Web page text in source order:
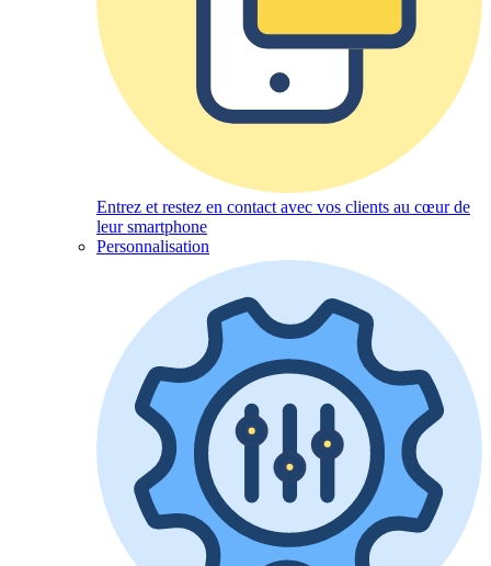
Entrez et restez en contact avec vos clients au cœur de
leur smartphone
Personnalisation